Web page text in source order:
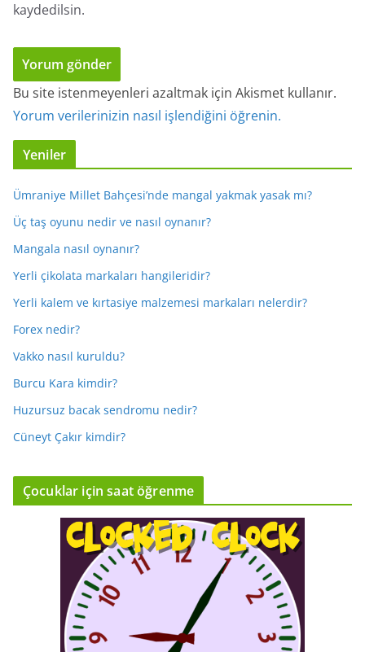
kaydedilsin.
Bu site istenmeyenleri azaltmak için Akismet kullanır.
Yorum verilerinizin nasıl işlendiğini öğrenin.
Yeniler
Ümraniye Millet Bahçesi’nde mangal yakmak yasak mı?
Üç taş oyunu nedir ve nasıl oynanır?
Mangala nasıl oynanır?
Yerli çikolata markaları hangileridir?
Yerli kalem ve kırtasiye malzemesi markaları nelerdir?
Forex nedir?
Vakko nasıl kuruldu?
Burcu Kara kimdir?
Huzursuz bacak sendromu nedir?
Cüneyt Çakır kimdir?
Çocuklar için saat öğrenme